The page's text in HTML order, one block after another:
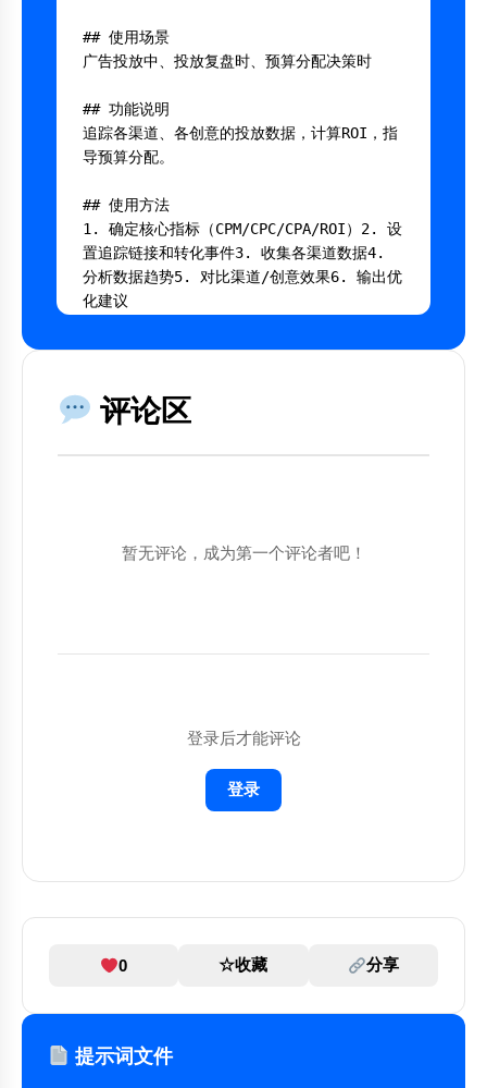
## 使用场景
广告投放中、投放复盘时、预算分配决策时
## 功能说明
追踪各渠道、各创意的投放数据，计算ROI，指
导预算分配。
## 使用方法
1. 确定核心指标（CPM/CPC/CPA/ROI）2. 设
置追踪链接和转化事件3. 收集各渠道数据4.
分析数据趋势5. 对比渠道/创意效果6. 输出优
化建议
---
## AI 提示词
背景：系统分析广告投放效果，优化投放策略
2. 提供具体建议
评论区
暂无评论，成为第一个评论者吧！
登录后才能评论
登录
0 ☆收藏 分享
提示词文件